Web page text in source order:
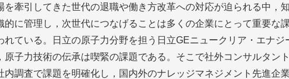
を牽引してきた世代の退職や働き方改革への対応が迫られる中，
的に管理し，次世代につなげることは多くの企業にとって重要な
れている。日立の原子力分野を担う日立GEニュークリア・エナジ
原子力技術の伝承は喫緊の課題である。そこで社外コンサルタン
内調査で課題を明確化し，国内外のナレッジマネジメント先進企